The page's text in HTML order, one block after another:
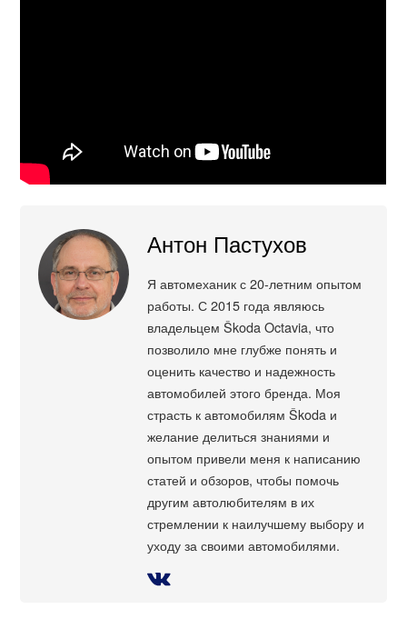
Антон Пастухов
Я автомеханик с 20-летним опытом
работы. С 2015 года являюсь
владельцем Škoda Octavia, что
позволило мне глубже понять и
оценить качество и надежность
автомобилей этого бренда. Моя
страсть к автомобилям Škoda и
желание делиться знаниями и
опытом привели меня к написанию
статей и обзоров, чтобы помочь
другим автолюбителям в их
стремлении к наилучшему выбору и
уходу за своими автомобилями.